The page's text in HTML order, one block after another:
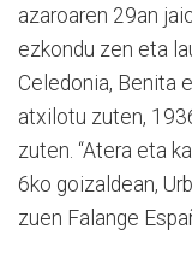
azaroaren 29an
ezkondu zen eta
Celedonia, Benita
atxilotu zuten,
zuten. “Atera eta
6ko goizaldean,
zuen Falange